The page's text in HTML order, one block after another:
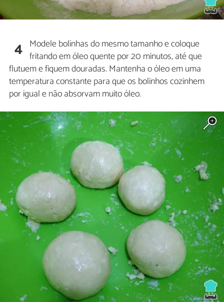
4 Modele bolinhas do mesmo tamanho e coloque
fritando em óleo quente por 20 minutos, até que
flutuem e fiquem douradas. Mantenha o óleo em uma
temperatura constante para que os bolinhos cozinhem
por igual e não absorvam muito óleo.